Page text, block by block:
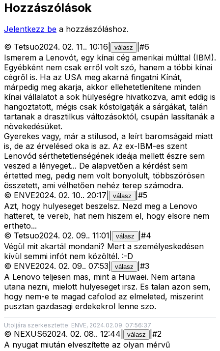
Hozzászólások
Jelentkezz be a hozzászóláshoz.
© Tetsuo2024. 02. 11.. 10:16 válasz #6
Ismerem a Lenovót, egy kínai cég amerikai múlttal (IBM).
Egyébként nem csak erről volt szó, hanem a többi kínai
cégről is. Ha az USA meg akarná fingatni Kínát,
márpedig meg akarja, akkor ellehetetlenítene minden
kínai vállalatot a sok hülyeségre hivatkozva, amit eddig is
hangoztatott, mégis csak kóstolgatják a sárgákat, talán
tartanak a drasztilkus változásoktól, csupán lassítanák a
növekedésüket.
Gyerekes vagy, már a stílusod, a leírt baromságaid miatt
is, de az érvelésed oka is az. Az ex-IBM-es szent
Lenovód sérthetetlenségének ideája mellett észre sem
veszed a lényeget... De alapvetően a kérdést sem
értetted meg, pedig nem volt bonyolult, többszörösen
összetett, ami vélhetően nehéz terep számodra.
© ENVE2024. 02. 10.. 20:17 válasz #5
Azt, hogy hulyeseget beszelsz. Nezd meg a Lenovo
hatteret, te vereb, hat nem hiszem el, hogy elsore nem
ertheto...
© Tetsuo2024. 02. 09.. 11:01 válasz #4
Végül mit akartál mondani? Mert a személyeskedésen
kívül semmi infót nem közöltél. :-D
© ENVE2024. 02. 09.. 07:53 válasz #3
A Lenovo teljesen mas, mint a Huwaei. Nem artana
utana nezni, mielott hulyeseget irsz. Es talan azon sem,
hogy nem-e te magad cafolod az elmeleted, miszerint
pusztan gazdasagi erdekekrol lenne szo.
Utoljára szerkesztette: ENVE, 2024.02.09. 07:56:37
© NEXUS62024. 02. 08.. 12:44 válasz #2
A nyugat miután elveszítette az olyan mérvű